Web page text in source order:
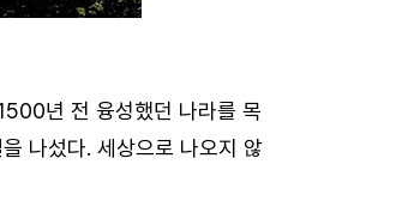
년 전 융성했던 나라를 목
나섰다. 세상으로 나오지 않